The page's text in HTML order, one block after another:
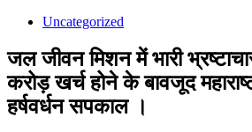
Uncategorized
जल जीवन मिशन में भारी
करोड़ खर्च होने के बावजूद
हर्षवर्धन सपकाल ।